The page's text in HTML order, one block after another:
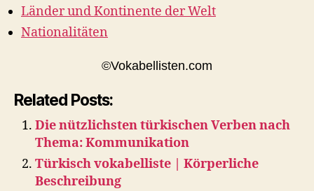
Länder und Kontinente der Welt
Nationalitäten
©Vokabellisten.com
Related Posts:
Die nützlichsten türkischen Verben nach
Thema: Kommunikation
Türkisch vokabelliste | Körperliche
Beschreibung